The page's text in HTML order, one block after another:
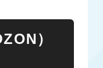
）